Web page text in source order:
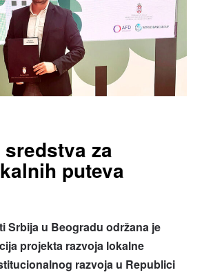
za
puteva
Srbija u Beogradu održana je
projekta razvoja lokalne
razvoja u Republici